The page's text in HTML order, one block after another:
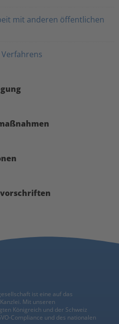
mit anderen öffentlichen
Verfahrens
ist eine auf das
Mit unseren
Königreich und der Schweiz
Compliance und des nationalen